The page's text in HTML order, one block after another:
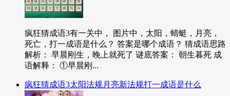
疯狂猜成语3有一关中， 图片中，太阳，蜻蜓，月亮，
死亡，打一成语是什么？ 答案是哪个成语？ 猜成语思路
解析： 早晨刚生，晚上就死了 谜底答案： 朝生暮死 成
语解释： ①早晨刚...
疯狂猜成语3太阳法规月亮新法规打一成语是什么